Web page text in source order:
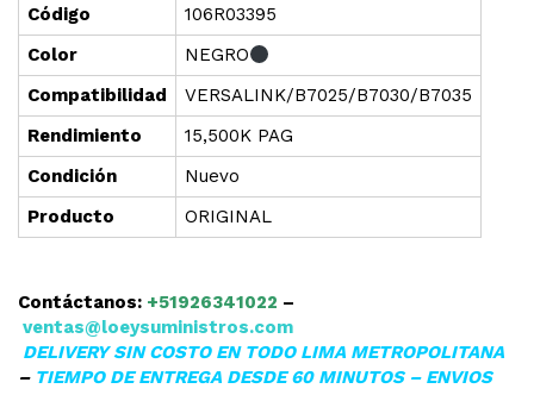
Código
106R03395
Color
NEGRO
Compatibilidad
VERSALINK/B7025/B7030/B7035
Rendimiento
15,500K PAG
Condición
Nuevo
Producto
ORIGINAL
Contáctanos: +51926341022 –
ventas@loeysuministros.com
DELIVERY SIN COSTO EN TODO LIMA METROPOLITANA
– TIEMPO DE ENTREGA DESDE 60 MINUTOS – ENVIOS